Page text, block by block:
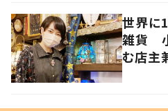
世界に
雑貨
む店主